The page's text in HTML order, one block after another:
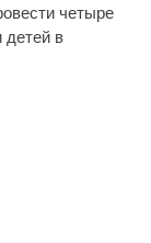
четыре
детей в